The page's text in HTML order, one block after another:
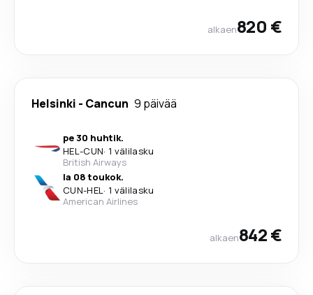
alkaen820 €
Helsinki - Cancun 9 päivää
pe 30 huhtik.
HEL-CUN· 1 välilasku
British Airways
la 08 toukok.
CUN-HEL· 1 välilasku
American Airlines
alkaen842 €